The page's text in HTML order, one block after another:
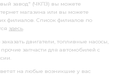
завод" (ЧКПЗ) вы можете
магазина или вы можете
филиалов. Список филиалов по
здесь.
двигатели, топливные насосы,
запчасти для автомобилей с
на любые возникшие у вас